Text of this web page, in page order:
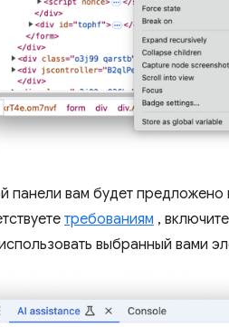
панели вам будет предложено
требованиям ,
выбранный вами